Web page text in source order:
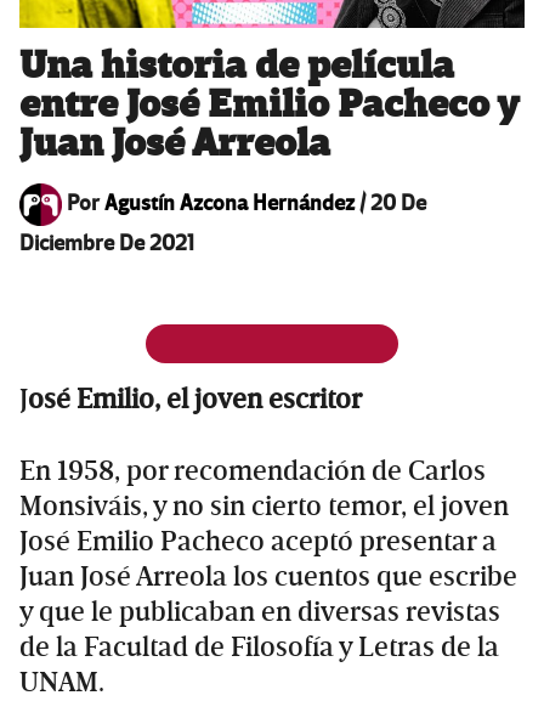
Una historia de película
entre José Emilio Pacheco y
Juan José Arreola
PorAgustín Azcona Hernández/20 De
Diciembre De 2021
José Emilio, el joven escritor
En 1958, por recomendación de Carlos
Monsiváis, y no sin cierto temor, el joven
José Emilio Pacheco aceptó presentar a
Juan José Arreola los cuentos que escribe
y que le publicaban en diversas revistas
de la Facultad de Filosofía y Letras de la
UNAM.